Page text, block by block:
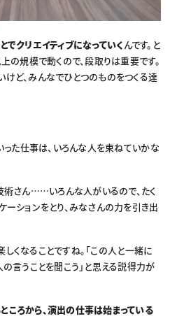
でクリエイティブになっていくんです。と
の規模で動くので、段取りは重要です。
ど、みんなでひとつのものをつくる達
った仕事は、いろんな人を束ねていかな
術さん……いろんな人がいるので、たく
ーションをとり、みなさんの力を引き出
なることですね。「この人と一緒に
の言うことを聞こう」と思える説得力が
ころから、演出の仕事は始まっている